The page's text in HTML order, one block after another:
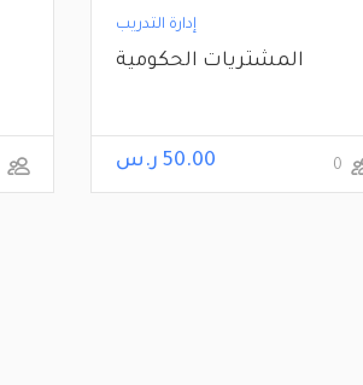
إدارة التدريب
المشتريات الحكومية
50.00 ر.س